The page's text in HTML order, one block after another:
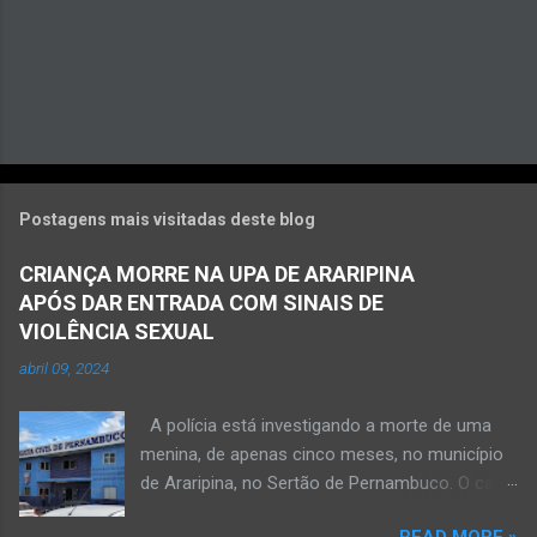
Postagens mais visitadas deste blog
CRIANÇA MORRE NA UPA DE ARARIPINA
APÓS DAR ENTRADA COM SINAIS DE
VIOLÊNCIA SEXUAL
abril 09, 2024
A polícia está investigando a morte de uma
menina, de apenas cinco meses, no município
de Araripina, no Sertão de Pernambuco. O caso